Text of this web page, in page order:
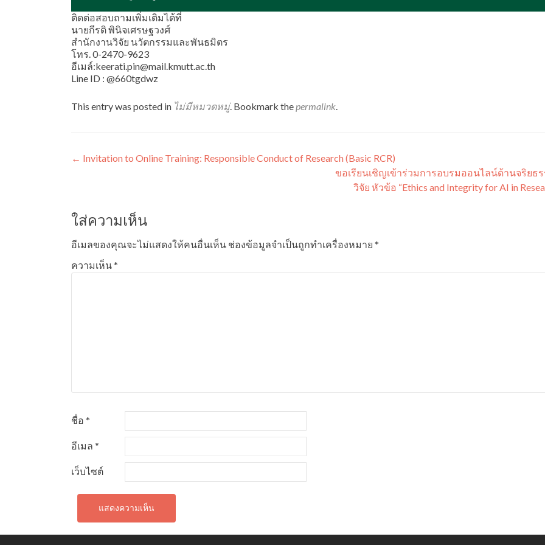
ติดต่อสอบถามเพิ่มเติมได้ที่
นายกีรติ พินิจเศรษฐวงศ์
สำนักงานวิจัย นวัตกรรมและพันธมิตร
โทร. 0-2470-9623
อีเมล์:keerati.pin@mail.kmutt.ac.th
Line ID : @660tgdwz
This entry was posted in ไม่มีหมวดหมู่. Bookmark thepermalink.
แนะแนว
← Invitation to Online Training: Responsible Conduct of Research (Basic RCR)
ขอเรียนเชิญเข้าร่วมการอบรมออนไลน์ด้านจริยธ
วิจัย หัวข้อ “Ethics and Integrity for AI in
ใส่ความเห็น
อีเมลของคุณจะไม่แสดงให้คนอื่นเห็น ช่องข้อมูลจำเป็นถูกทำเครื่องหมาย *
ความเห็น*
ชื่อ *
อีเมล *
เว็บไซต์